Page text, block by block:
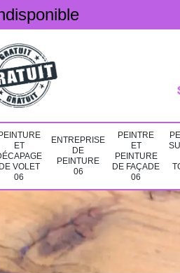
ET
DE VOLET
06
ENTREPRISE
DE
PEINTURE
06
PEINTRE
ET
PEINTURE
DE FAÇADE
06